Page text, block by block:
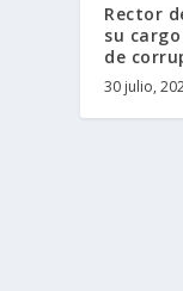
Rector
su
de
30 julio,